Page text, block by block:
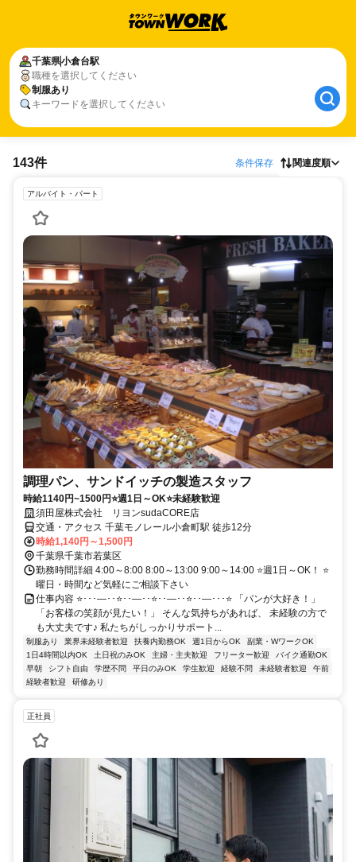
千葉県小倉台駅
職種を選択してください
制服あり
キーワードを選択してください
143件 条件保存 関連度順
アルバイト・パート
調理パン、サンドイッチの製造スタッフ
時給1140円~1500円⭐週1日～OK⭐未経験歓迎
須田屋株式会社 リヨンsudaCORE店
交通・アクセス 千葉モノレール小倉町駅 徒歩12分
時給1,140円～1,500円
千葉県千葉市若葉区
勤務時間詳細 4:00～8:00 8:00～13:00 9:00～14:00 ⭐週1日～OK！ ⭐
曜日・時間など気軽にご相談下さい
仕事内容 ⭐･･･―･･⭐･･―･･⭐･･―･･⭐･･―･･･⭐ 「パンが大好き！」
「お客様の笑顔が見たい！」 そんな気持ちがあれば、 未経験の方で
も大丈夫です♪ 私たちがしっかりサポート...
制服あり 業界未経験者歓迎 扶養内勤務OK 週1日からOK
副業・WワークOK
1日4時間以内OK
土日祝のみOK 主婦・主夫歓迎 フリーター歓迎
バイク通勤OK
早朝
シフト自由 学歴不問 平日のみOK 学生歓迎 経験不問 未経験者歓迎
午前
経験者歓迎
研修あり
正社員